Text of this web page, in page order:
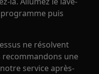
puis
ne résolvent
une
service après-